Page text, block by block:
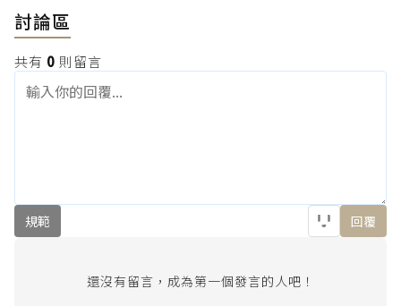
討論區
共有 0 則留言
規範 回覆
還沒有留言，成為第一個發言的人吧！